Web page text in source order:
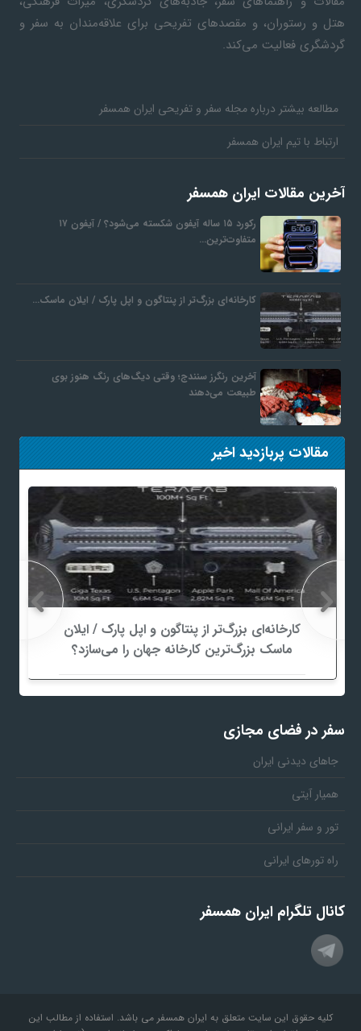
هتل و رستوران، و مقصدهای تفریحی برای علاقه‌مندان به سفر و
گردشگری فعالیت می‌کند.
مطالعه بیشتر درباره مجله سفر و تفریحی ایران همسفر
ارتباط با تیم ایران همسفر
آخرین مقالات ایران همسفر
رکورد ۱۵ ساله آیفون شکسته می‌شود؟ / آیفون ۱۷
متفاوت‌ترین…
کارخانه‌ای بزرگ‌تر از پنتاگون و اپل پارک / ایلان ماسک…
آخرین رنگرز سنندج؛ وقتی دیگ‌های رنگ هنوز بوی
طبیعت می‌دهند
مقالات پربازدید اخیر
کارخانه‌ای بزرگ‌تر از پنتاگون و اپل پارک / ایلان
ماسک بزرگ‌ترین کارخانه جهان را می‌سازد؟
سفر در فضای مجازی
جاهای دیدنی ایران
همیار آیتی
تور و سفر ایرانی
راه تورهای ایرانی
کانال تلگرام ایران همسفر
کلیه حقوق این سایت متعلق به ایران همسفر می باشد. استفاده از مطالب این